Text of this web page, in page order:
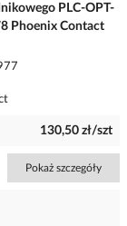
PLC-OPT-
Phoenix Contact
130,50 zł/szt
Pokaż szczegóły